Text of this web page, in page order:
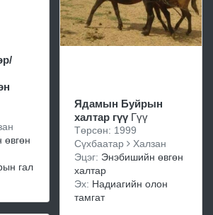
гал
Ядамын Буйрын
халтар гүү Гүү
Төрсөн: 1999
Сүхбаатар
Халзан
Эцэг: Энэбишийн өвгөн
халтар
Эх: Надиагийн олон
тамгат